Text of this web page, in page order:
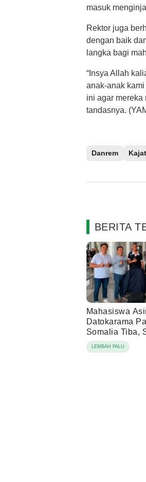
masuk
Rektor juga
dengan baik
langka bagi
“Insya Allah
anak-anak
ini agar mereka
tandasnya.
Danrem
BERITA
Mahasiswa
Datokarama
Somalia Tiba,
LEMBAH PALU